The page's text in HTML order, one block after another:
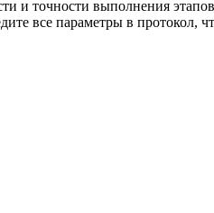
и точности выполнения
все параметры в протокол,